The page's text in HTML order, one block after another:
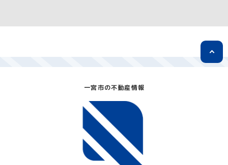
一宮市の不動産情報